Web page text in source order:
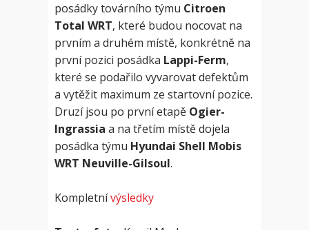
posádky továrního týmu Citroen
Total WRT, které budou nocovat na
prvním a druhém místě, konkrétně na
první pozici posádka Lappi-Ferm,
které se podařilo vyvarovat defektům
a vytěžit maximum ze startovní pozice.
Druzí jsou po první etapě Ogier-
Ingrassia a na třetím místě dojela
posádka týmu Hyundai Shell Mobis
WRT Neuville-Gilsoul.
Kompletnívýsledky